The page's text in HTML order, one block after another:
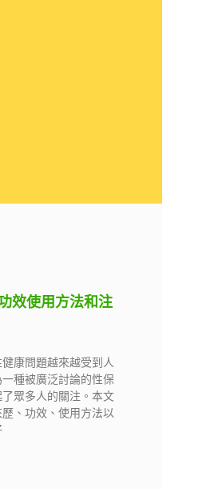
效使用方法和注
康問題越來越受到人
種被廣泛討論的性保
眾多人的關注。本文
、功效、使用方法以